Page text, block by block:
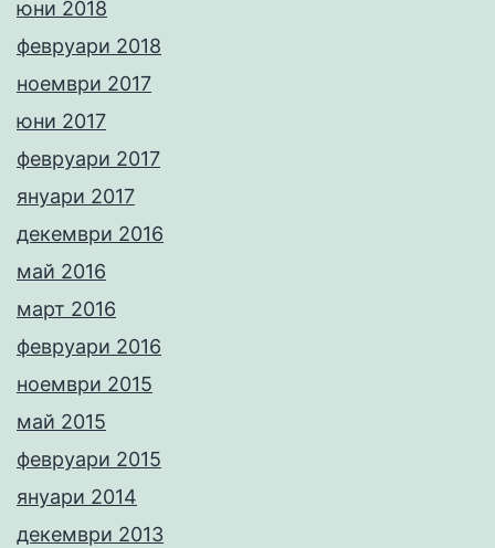
юни 2018
февруари 2018
ноември 2017
юни 2017
февруари 2017
януари 2017
декември 2016
май 2016
март 2016
февруари 2016
ноември 2015
май 2015
февруари 2015
януари 2014
декември 2013